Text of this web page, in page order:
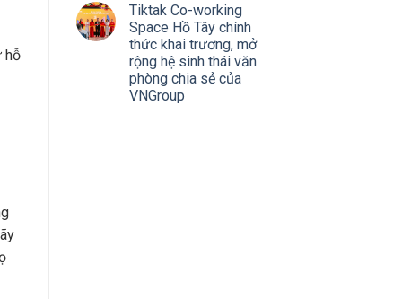
hỗ
Tiktak Co-working
Space Hồ Tây chính
thức khai trương, mở
rộng hệ sinh thái văn
phòng chia sẻ của
VNGroup